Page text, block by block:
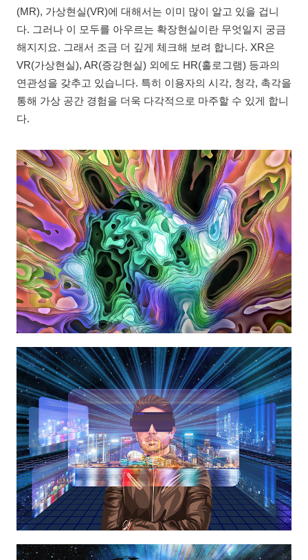
(MR), 가상현실(VR)에 대해서는 이미 많이 알고 있을 겁니
다. 그러나 이 모두를 아우르는 확장현실이란 무엇일지 궁금
해지지요. 그래서 조금 더 깊게 체크해 보려 합니다. XR은
VR(가상현실), AR(증강현실) 외에도 HR(홀로그램) 등과의
연관성을 갖추고 있습니다. 특히 이용자의 시각, 청각, 촉각을
통해 가상 공간 경험을 더욱 다각적으로 마주할 수 있게 합니
다.